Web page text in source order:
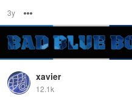
3y
xavier
12.1k